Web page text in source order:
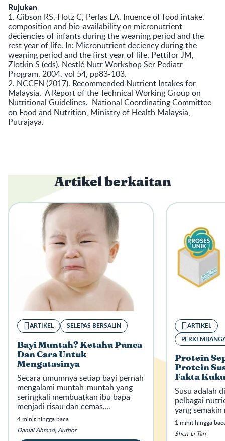
Rujukan
1. Gibson RS, Hotz C, Perlas LA. Inuence of food intake,
composition and bio-availability on micronutrient
deciencies of infants during the weaning period and the
rest year of life. In: Micronutrient deciency during the
weaning period and the first year of life. Pettifor JM,
Zlotkin S (eds). Nestlé Nutr Workshop Ser Pediatr
Program, 2004, vol 54, pp83-103.
2. NCCFN (2017). Recommended Nutrient Intakes for
Malaysia. A Report of the Technical Working Group on
Nutritional Guidelines. National Coordinating Committee
on Food and Nutrition, Ministry of Health Malaysia,
Putrajaya.
Artikel berkaitan
ARTIKEL SELEPAS BERSALIN
Bayi Muntah? Ketahu Punca
Dan Cara Untuk
Mengatasinya
Secara umumnya setiap bayi pernah
mengalami muntah-muntah yang
seringkali membuatkan ibu bapa
menjadi risau dan cemas.
Terutamanya bagi pasangan yang
pertama kali menimang cahaya
mata.
Danial Ahmad, Author
4 minit hingga baca
ARTIKEL
Protein
Protein
Fakta
Susu adalah
pelbagai
yang semakin
Shen-Li Tan
1 minit hingga